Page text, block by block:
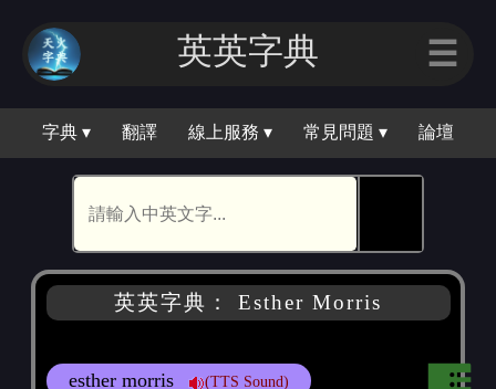
英英字典 ☰
字典 ▾ 翻譯 線上服務 ▾ 常見問題 ▾ 論壇
英英字典： Esther Morris
esther morris (TTS Sound)